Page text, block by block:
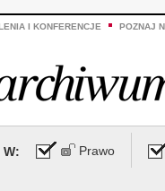
I KONFERENCJE POZNAJ
W: Prawo